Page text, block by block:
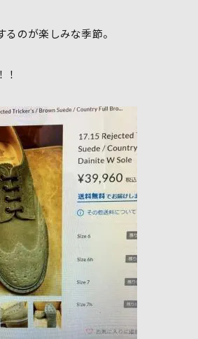
のが楽しみな季節。
！